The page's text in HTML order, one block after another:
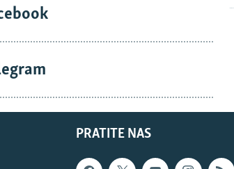
PRATITE NAS